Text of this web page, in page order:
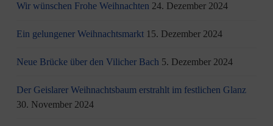
Wir wünschen Frohe Weihnachten 24. Dezember 2024
Ein gelungener Weihnachtsmarkt 15. Dezember 2024
Neue Brücke über den Vilicher Bach 5. Dezember 2024
Der Geislarer Weihnachtsbaum erstrahlt im festlichen Glanz
30. November 2024